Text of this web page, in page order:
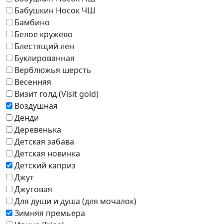
Бабушкин Носок ЧШ
Бамбино
Белое кружево
Блестящий лен
Буклированная
Верблюжья шерсть
Весенняя
Визит голд (Visit gold)
Воздушная
Денди
Деревенька
Детская забава
Детская новинка
Детский каприз
Джут
Джутовая
Для души и душа (для мочалок)
Зимняя премьера